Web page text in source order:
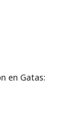
en Gatas: